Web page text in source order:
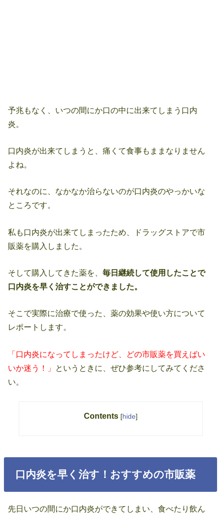
予兆もなく、いつの間にか口の中に出来てしまう口内
炎。
口内炎が出来てしまうと、痛くて食事もままなりません
よね。
それなのに、なかなか治らないのが口内炎のやっかいな
ところです。
私も口内炎が出来てしまったため、ドラッグストアで市
販薬を購入しました。
そして購入してきた薬を、毎日継続して使用したことで
口内炎を早く治すことができました。
そこで実際に治療で使った、薬の効果や使い方について
レポートします。
「口内炎になってしまったけど、どの市販薬を買えばい
いか迷う！」 というときに、ぜひ参考にしてみてくださ
い。
Contents [hide]
口内炎を早く治す！おすすめの市販薬
先日いつの間にか口内炎ができてしまい、食べたり飲ん